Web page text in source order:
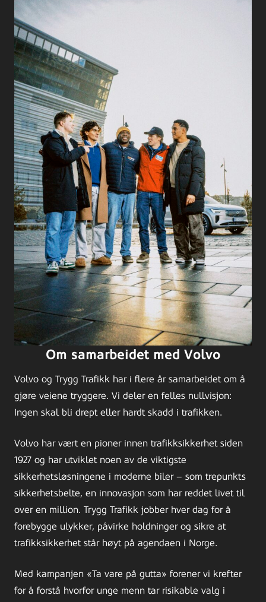
Om samarbeidet med Volvo
Volvo og Trygg Trafikk har i flere år samarbeidet om å
gjøre veiene tryggere. Vi deler en felles nullvisjon:
Ingen skal bli drept eller hardt skadd i trafikken.
Volvo har vært en pioner innen trafikksikkerhet siden
1927 og har utviklet noen av de viktigste
sikkerhetsløsningene i moderne biler – som trepunkts
sikkerhetsbelte, en innovasjon som har reddet livet til
over en million. Trygg Trafikk jobber hver dag for å
forebygge ulykker, påvirke holdninger og sikre at
trafikksikkerhet står høyt på agendaen i Norge.
Med kampanjen «Ta vare på gutta» forener vi krefter
for å forstå hvorfor unge menn tar risikable valg i